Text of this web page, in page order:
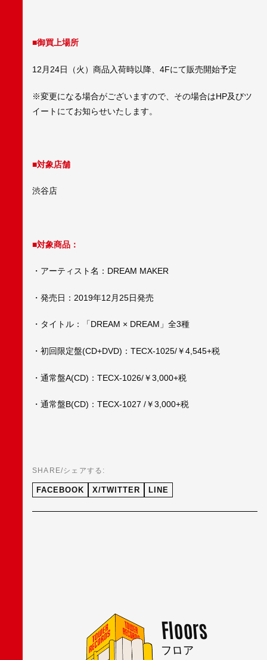
■御買上場所
12月24日（火）商品入荷時以降、4Fにて販売開始予定
※変更になる場合がございますので、その場合はHP及びツ
イートにてお知らせいたします。
■対象店舗
渋谷店
■対象商品：
・アーティスト名：DREAM MAKER
・発売日：2019年12月25日発売
・タイトル：「DREAM × DREAM」全3種
・初回限定盤(CD+DVD)：TECX-1025/￥4,545+税
・通常盤A(CD)：TECX-1026/￥3,000+税
・通常盤B(CD)：TECX-1027 /￥3,000+税
SHARE/シェアする:
FACEBOOK X/TWITTER LINE
Floors
フロア